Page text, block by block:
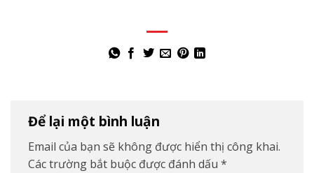
Để lại một bình luận
Email của bạn sẽ không được hiển thị công khai.
Các trường bắt buộc được đánh dấu *